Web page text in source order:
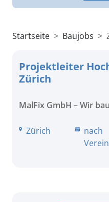
Startseite Baujobs
Projektleiter
Zürich
MalFix GmbH – Wir
Zürich
nach